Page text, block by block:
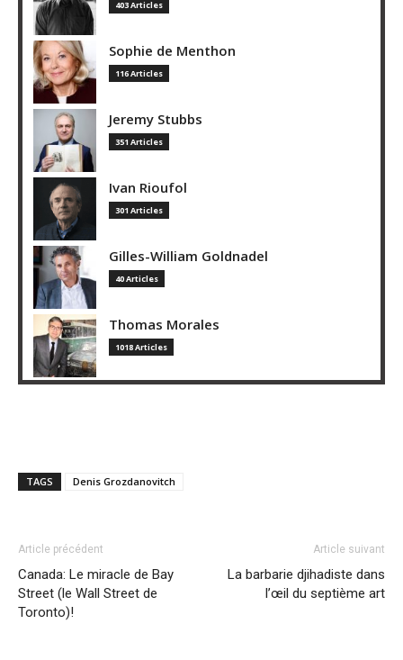
403 Articles
Sophie de Menthon
116 Articles
Jeremy Stubbs
351 Articles
Ivan Rioufol
301 Articles
Gilles-William Goldnadel
40 Articles
Thomas Morales
1018 Articles
TAGS Denis Grozdanovitch
Article précédent
Canada: Le miracle de Bay
Street (le Wall Street de
Toronto)!
Article suivant
La barbarie djihadiste dans
l’œil du septième art